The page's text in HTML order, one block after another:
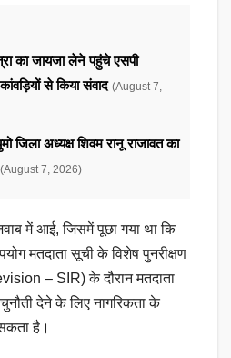
का जायजा लेने पहुंचे एसपी
से किया संवाद (August 7,
जिला अध्यक्ष शिवम रानू राजावत का
(August 7, 2026)
में आई, जिसमें पूछा गया था कि
मतदाता सूची के विशेष पुनरीक्षण
– SIR) के दौरान मतदाता
देने के लिए नागरिकता के
है।